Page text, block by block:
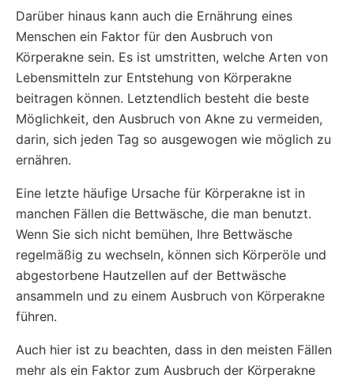
Darüber hinaus kann auch die Ernährung eines
Menschen ein Faktor für den Ausbruch von
Körperakne sein. Es ist umstritten, welche Arten von
Lebensmitteln zur Entstehung von Körperakne
beitragen können. Letztendlich besteht die beste
Möglichkeit, den Ausbruch von Akne zu vermeiden,
darin, sich jeden Tag so ausgewogen wie möglich zu
ernähren.
Eine letzte häufige Ursache für Körperakne ist in
manchen Fällen die Bettwäsche, die man benutzt.
Wenn Sie sich nicht bemühen, Ihre Bettwäsche
regelmäßig zu wechseln, können sich Körperöle und
abgestorbene Hautzellen auf der Bettwäsche
ansammeln und zu einem Ausbruch von Körperakne
führen.
Auch hier ist zu beachten, dass in den meisten Fällen
mehr als ein Faktor zum Ausbruch der Körperakne